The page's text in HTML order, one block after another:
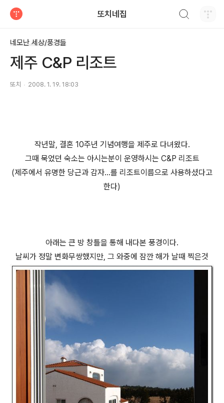
또치네집
네모난 세상/풍경들
제주 C&P 리조트
또치 2008. 1. 19. 18:03
작년말, 결혼 10주년 기념여행을 제주로 다녀왔다.
그때 묵었던 숙소는 아시는분이 운영하시는 C&P 리조트
(제주에서 유명한 당근과 감자...를 리조트이름으로 사용하셨다고
한다)
아래는 큰 방 창틀을 통해 내다본 풍경이다.
날씨가 정말 변화무쌍했지만, 그 와중에 잠깐 해가 날때 찍은것